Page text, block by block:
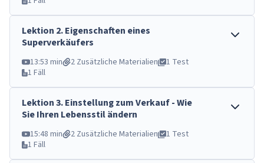
Lektion 2.Eigenschaften eines
Superverkäufers
13:53 min 2 Zusätzliche Materialien
1 Test
1 Fäll
Lektion3.Einstellung zum Verkauf - Wie
Sie Ihren Lebensstil ändern
15:48 min 2 Zusätzliche Materialien
1 Test
1 Fäll